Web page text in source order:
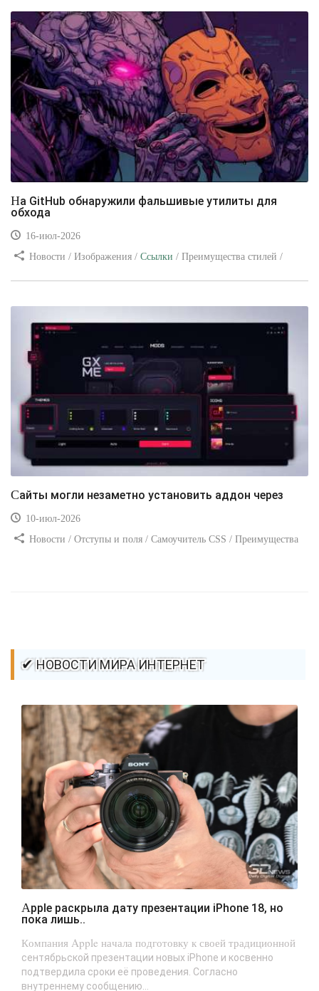
На GitHub обнаружили фальшивые утилиты для
обхода
16-июл-2026
Новости / Изображения / Ссылки / Преимущества стилей /
Сайты могли незаметно установить аддон через
10-июл-2026
Новости / Отступы и поля / Самоучитель CSS / Преимущества
✔ НОВОСТИ МИРА ИНТЕРНЕТ
Apple раскрыла дату презентации iPhone 18, но
пока лишь..
Компания Apple начала подготовку к своей традиционной
сентябрьской презентации новых iPhone и косвенно
подтвердила сроки её проведения. Согласно
внутреннему сообщению...